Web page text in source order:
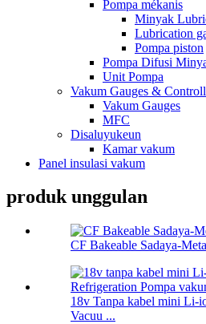
Pompa mékanis
Minyak
Lubrication
Pompa piston
Pompa Difusi
Unit Pompa
Vakum Gauges &
Vakum Gauges
MFC
Disaluyukeun
Kamar vakum
Panel insulasi vakum
produk unggulan
CF Bakeable Sadaya-
18v Tanpa kabel mini Li-
Vacuu ...